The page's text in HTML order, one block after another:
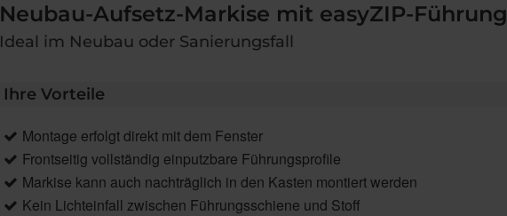
Neubau-Aufsetz-Markise mit easyZIP-Führung
Ideal im Neubau oder Sanierungsfall
Ihre Vorteile
Montage erfolgt direkt mit dem Fenster
Frontseitig vollständig einputzbare Führungsprofile
Markise kann auch nachträglich in den Kasten montiert werden
Kein Lichteinfall zwischen Führungsschiene und Stoff